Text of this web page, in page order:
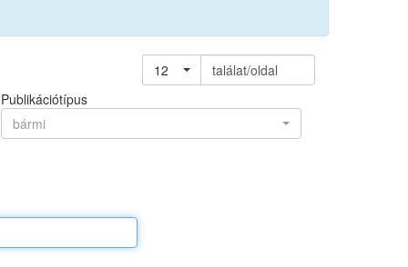
12
találat/oldal
Publikációtípus
bármi